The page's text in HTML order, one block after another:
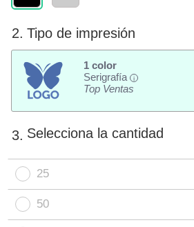
2. Tipo de impresión
1 color
Serigrafía
i
Top Ventas
3. Selecciona la cantidad
25
50